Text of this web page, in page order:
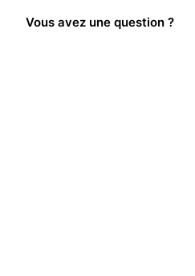
Vous avez une question ?